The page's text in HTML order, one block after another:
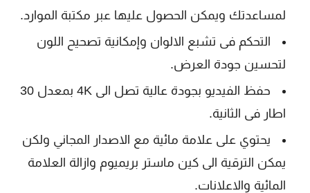
لمساعدتك ويمكن الحصول عليها عبر مكتبة الموارد.
التحكم فى تشبع الالوان وإمكانية تصحيح اللون
لتحسين جودة العرض.
حفظ الفيديو بجودة عالية تصل الى 4K بمعدل 30
اطار فى الثانية.
يحتوي على علامة مائية مع الاصدار المجاني ولكن
يمكن الترقية الى كين ماستر بريميوم وازالة العلامة
المائية والاعلانات.